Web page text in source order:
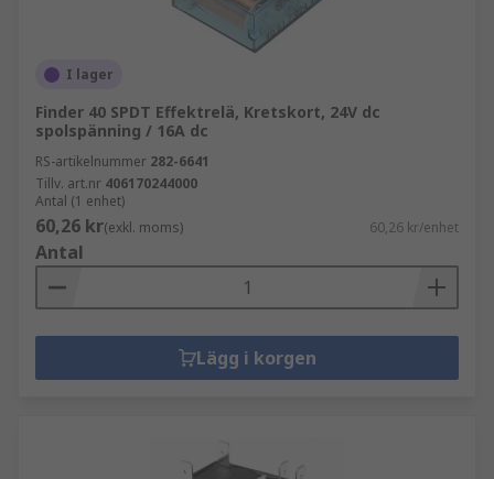
I lager
Finder 40 SPDT Effektrelä, Kretskort, 24V dc
spolspänning / 16A dc
RS-artikelnummer 282-6641
Tillv. art.nr 406170244000
Antal (1 enhet)
60,26 kr(exkl. moms) 60,26 kr/enhet
Antal
Lägg i korgen